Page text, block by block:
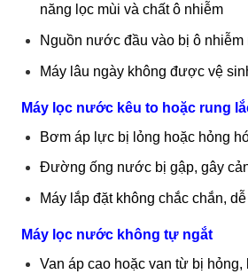
năng lọc mùi và chất ô nhiễm
Nguồn nước đầu vào bị ô nhiễm
Máy lâu ngày không được vệ
Máy lọc nước kêu to hoặc rung
Bơm áp lực bị lỏng hoặc hỏng
Đường ống nước bị gập, gây
Máy lắp đặt không chắc chắn,
Máy lọc nước không tự ngắt
Van áp cao hoặc van từ bị